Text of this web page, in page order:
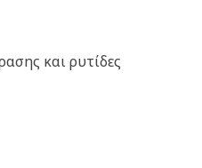
και ρυτίδες